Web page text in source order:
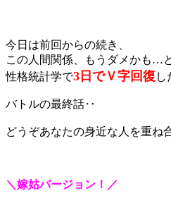
今日は前回からの続き、
この人間関係、もうダメかも…
性格統計学で3日でＶ字回復 し
バトルの最終話‥
どうぞあなたの身近な人を重ね
＼嫁姑バージョン！／